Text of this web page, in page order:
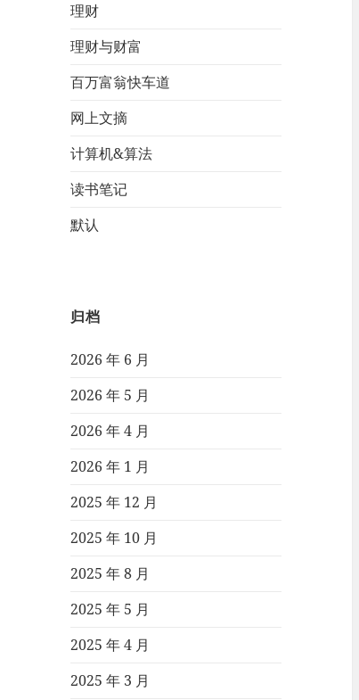
理财
理财与财富
百万富翁快车道
网上文摘
计算机&算法
读书笔记
默认
归档
2026 年 6 月
2026 年 5 月
2026 年 4 月
2026 年 1 月
2025 年 12 月
2025 年 10 月
2025 年 8 月
2025 年 5 月
2025 年 4 月
2025 年 3 月